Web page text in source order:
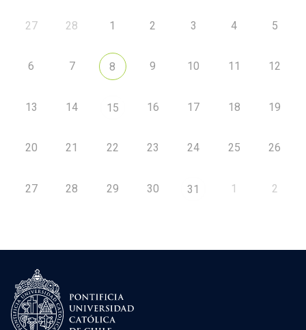
27 28 1 2 3 4 5
6 7 8 9 10 11 12
13 14 15 16 17 18 19
20 21 22 23 24 25 26
27 28 29 30 31 1 2